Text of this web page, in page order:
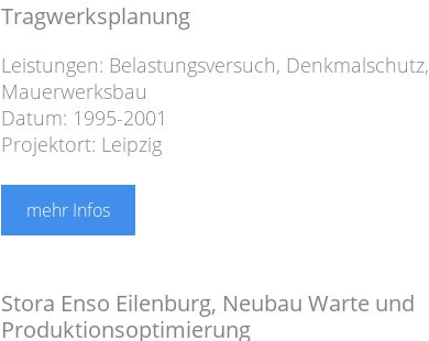
Tragwerksplanung
Leistungen: Belastungsversuch, Denkmalschutz,
Mauerwerksbau
Datum: 1995-2001
Projektort: Leipzig
mehr Infos
Stora Enso Eilenburg, Neubau Warte und
Produktionsoptimierung